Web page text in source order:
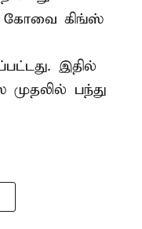
கோவை கிங்ஸ்
இதில்
பந்து